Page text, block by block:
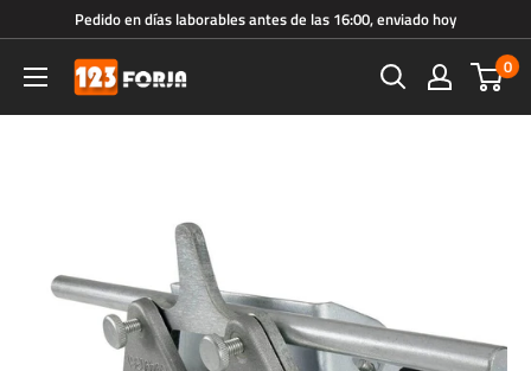
directamente
contenido
Pedido en días laborables antes de las 16:00, enviado hoy
123forja.es 0